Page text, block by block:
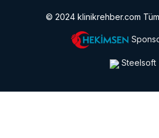
© 2024 klinikrehber.com Tüm
Steelsoft